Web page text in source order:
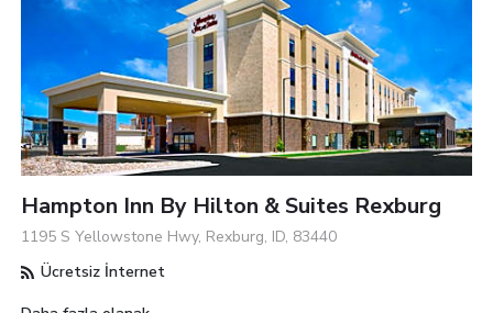
Hampton Inn By Hilton & Suites Rexburg
1195 S Yellowstone Hwy, Rexburg, ID, 83440
Ücretsiz İnternet